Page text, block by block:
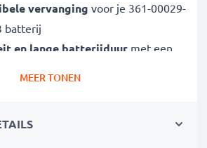
vervanging voor je 361-00029-
batterij
en lange batterijduur met een
veiligheid -
MEER TONEN